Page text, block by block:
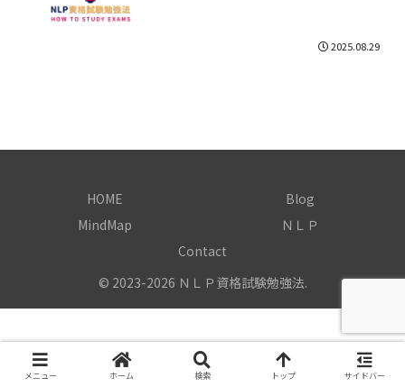
2025.08.29
HOME
Blog
MindMap
ＮＬＰ
Contact
© 2023-2026 ＮＬＰ資格試験勉強法.
メニュー ホーム 検索 トップ サイドバー